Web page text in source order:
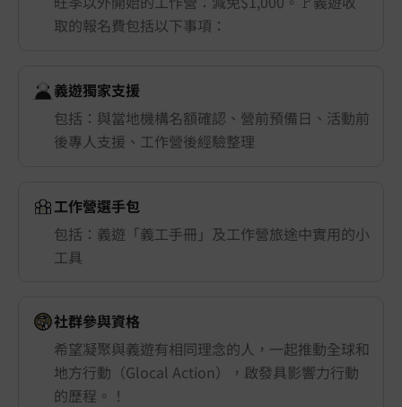
取的報名費包括以下事項：
義遊獨家支援
包括：與當地機構名額確認、營前預備日、活動前
後專人支援、工作營後經驗整理
工作營選手包
包括：義遊「義工手冊」及工作營旅途中實用的小
工具
社群參與資格
希望凝聚與義遊有相同理念的人，一起推動全球和
地方行動（Glocal Action），啟發具影響力行動
的歷程。！